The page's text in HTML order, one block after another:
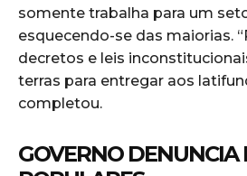
somente trabalha para um
esquecendo-se das maiorias.
decretos e leis
terras para entregar aos
completou.
GOVERNO DENUNCIA